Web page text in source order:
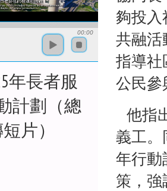
00:00
年長者服
計劃（總
片）
夠投入
共融活
指導社
公民參
他指
義工。
年行動
策，